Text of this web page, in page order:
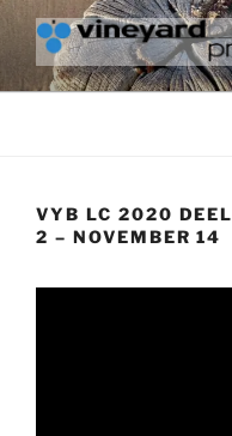
Ga
inhoudVINEYARD
VYB LC 2020
2 – NOVEMBER 14